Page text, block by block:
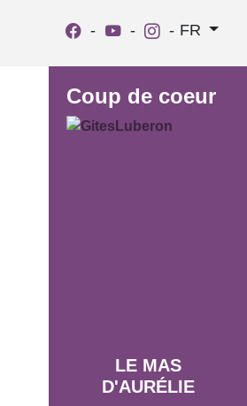
- - - FR
Coup de coeur
LE MAS
D'AURÉLIE